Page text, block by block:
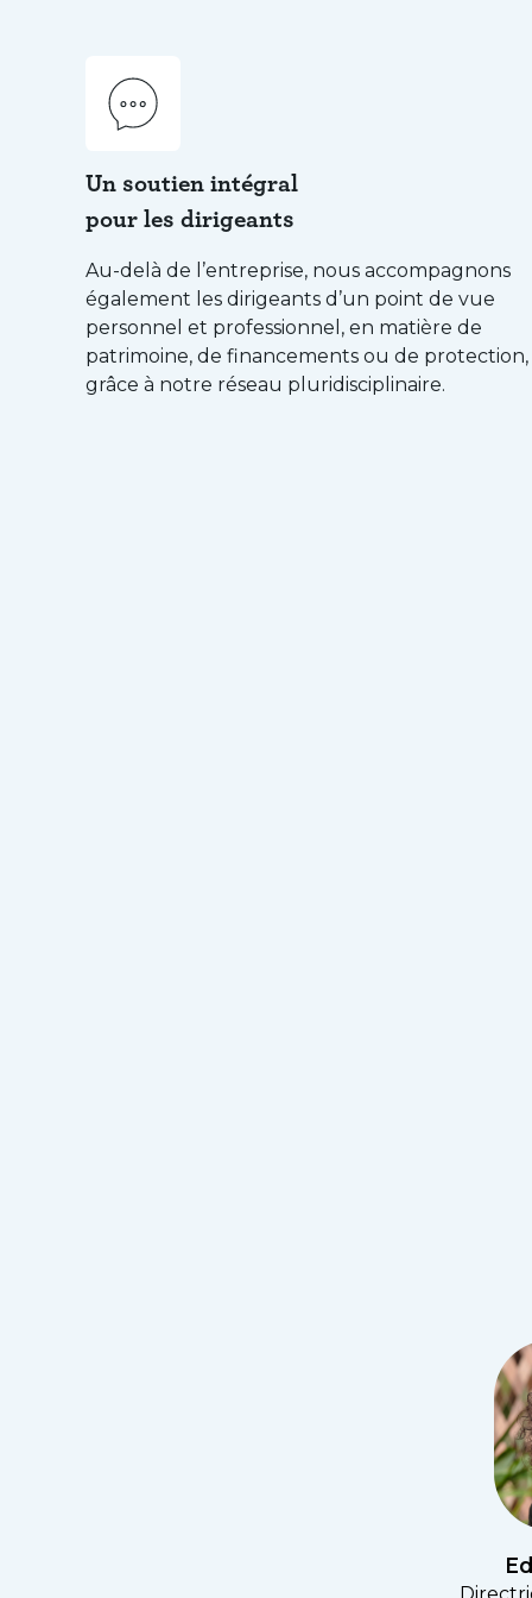
Un soutien intégral
pour les dirigeants
Au-delà de l’entreprise, nous accompagnons
également les dirigeants d’un point de vue
personnel et professionnel, en matière de
patrimoine, de financements ou de protection,
grâce à notre réseau pluridisciplinaire.